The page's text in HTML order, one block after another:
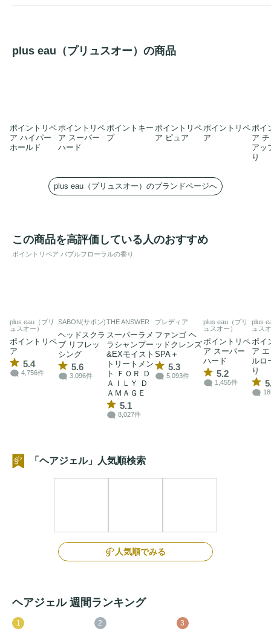
plus eau（プリュスオー）の商品
ポイントリペ
ア ハイパー
ホールド
ポイントリペ
ア スーパー
ハード
ポイントキー
プ
ポイントリペ
ア ピュア
ポイントリペ
ア
ポイ
ア
アッ
り
plus eau（プリュスオー）のブランドページへ
この商品を高評価している人のおすすめ
ポイントリペア バブルフローラルの香り
plus eau（プリ
ュスオー）
ポイントリペ
ア
5.4
4,756件
SABON(サボン)
ヘッドスクラ
ブ リフレッ
シング
5.6
3,096件
THE ANSWER
スーパーラメ
ラシャンプー
&EXモイスト
トリートメン
ト ＦＯＲ Ｄ
ＡＩＬＹ Ｄ
ＡＭＡＧＥ
5.1
8,027件
プレディア
ファンゴ ヘ
ッドクレンズ
SPA＋
5.3
5,093件
plus eau（プリ
ュスオー）
ポイントリペ
ア スーパー
ハード
5.2
1,455件
plus
ュス
ポイ
ア
ルロ
り
「ヘアジェル」人気順検索
人気順でみる
ヘアジェル 週間ランキング
1 2 3